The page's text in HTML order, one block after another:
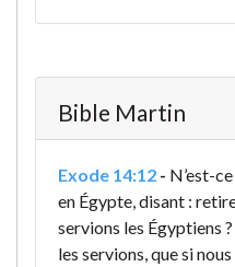
Bible Martin
Exode 14:12 - N’est-
en Égypte, disant :
servions les Égyptiens
les servions, que si